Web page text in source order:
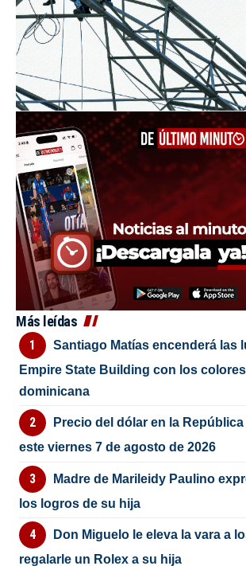
Más leídas
Santiago Matías encenderá las
Empire State Building con los
dominicana
Precio del dólar en la
este viernes 7 de agosto de 2026
Madre de Marileidy Paulino
los logros de su hija
Don Miguelo le eleva la vara a
regalarle un Rolex a su hija